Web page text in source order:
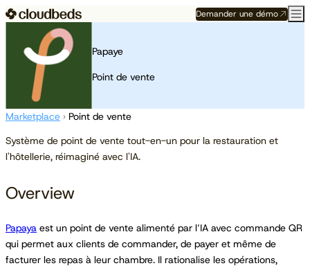
Demander une démo
Papaye
Point de vente
Marketplace › Point de vente
Système de point de vente tout-en-un pour la restauration et
l'hôtellerie, réimaginé avec l'IA.
Overview
Papaya est un point de vente alimenté par l’IA avec commande QR
qui permet aux clients de commander, de payer et même de
facturer les repas à leur chambre. Il rationalise les opérations,